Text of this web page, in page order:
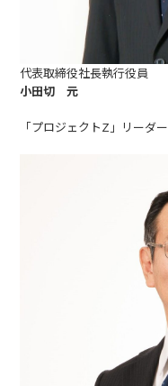
代表取締役社長執行役員
小田切 元
「プロジェクトZ」リーダー